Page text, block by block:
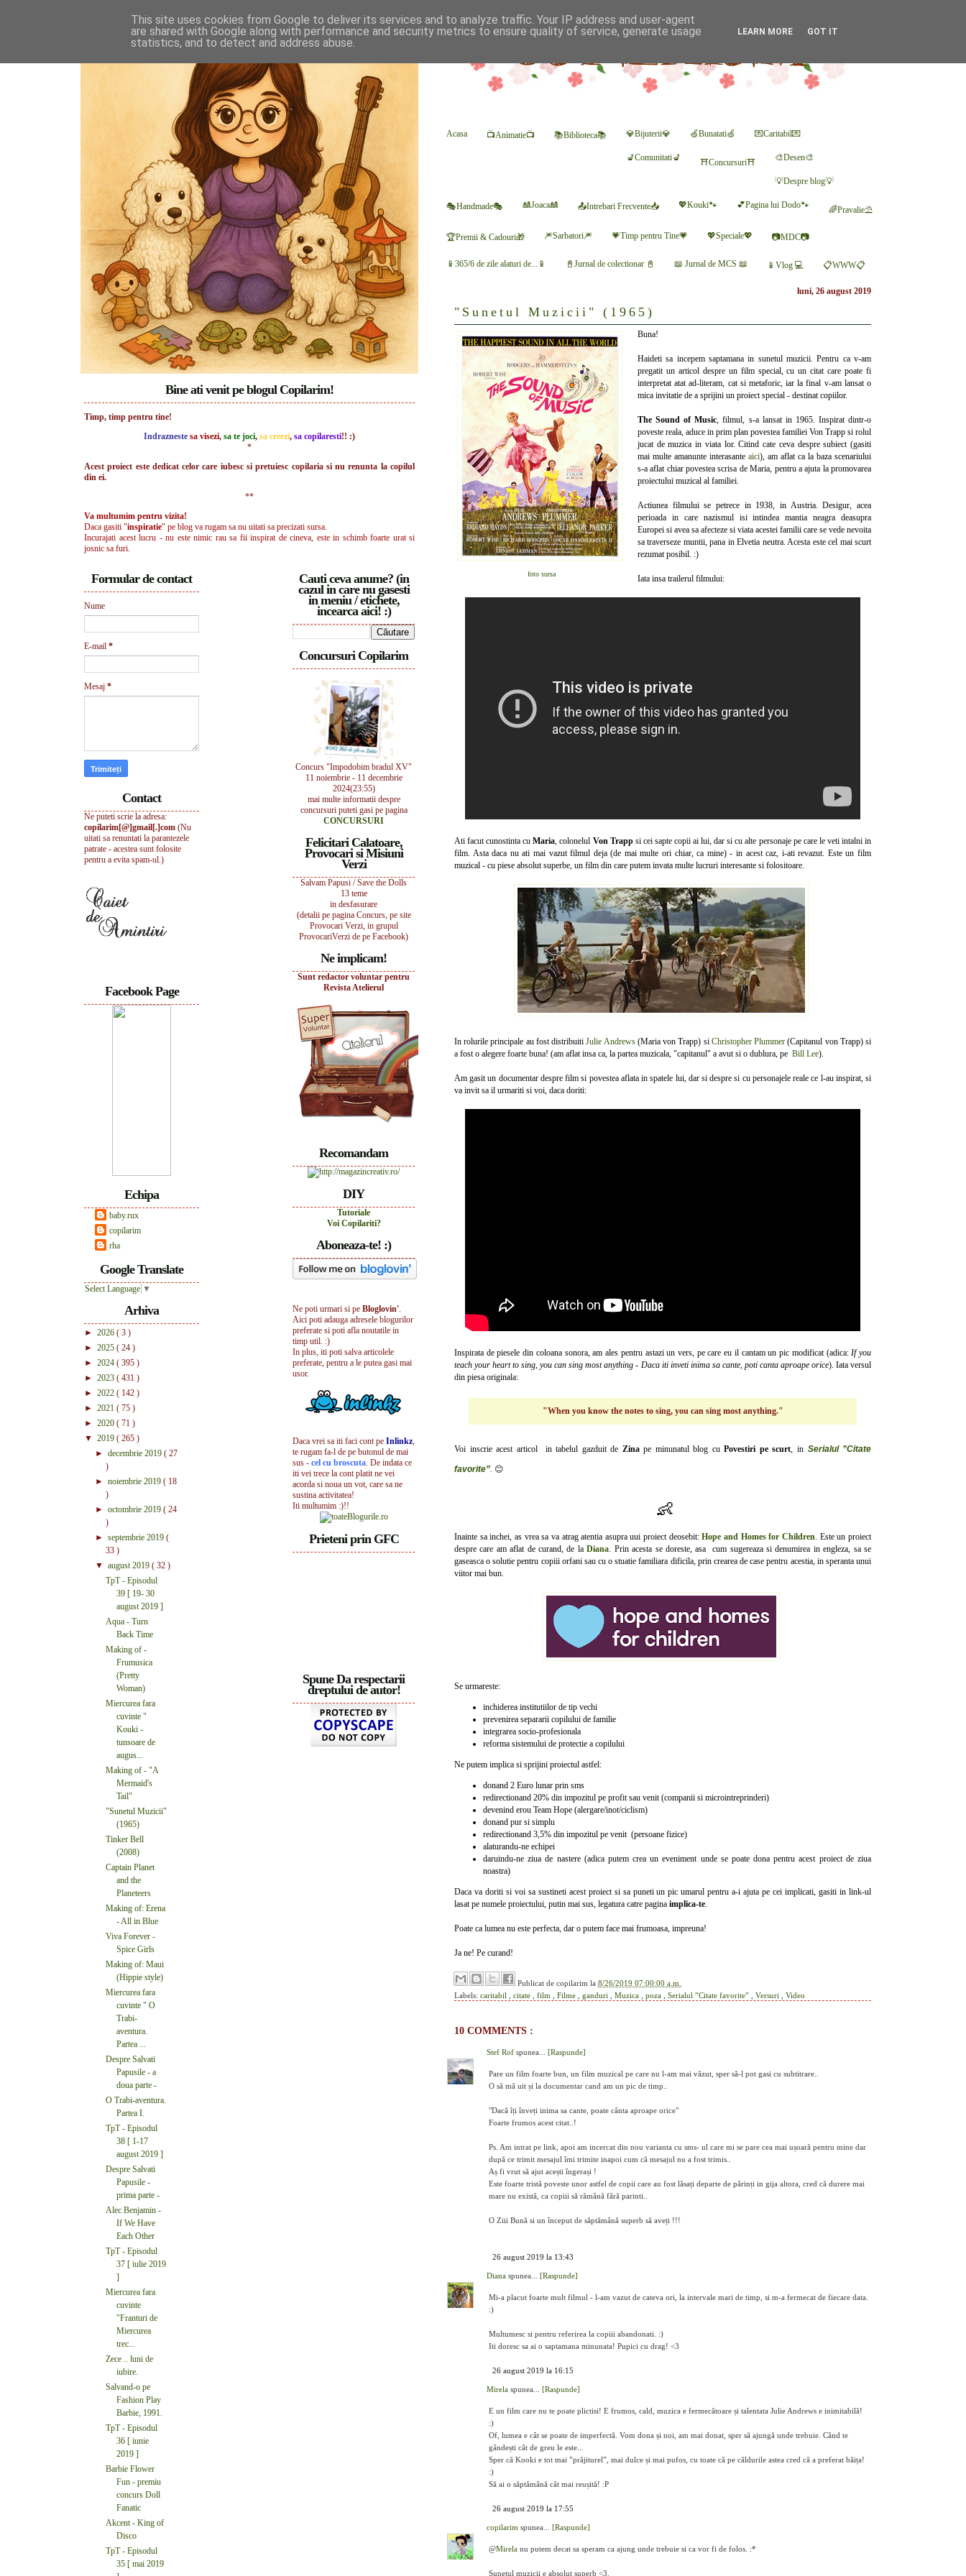
Acasa 📺Animatie📺 📚Biblioteca📚 💎Bijuterii💎 🍏Bunatati🍏 💌Caritabil💌
💺Comunitati💺 ⛩Concursuri⛩ 🎨Desen🎨
💡Despre blog💡
🎭Handmade🎭 🎎Joaca🎎 📤Intrebari Frecvente📥 💖Kouki🐾 💕Pagina lui Dodo🐾 🌈Pravalie⛱
🏆Premii & Cadouri🎁 🎆Sarbatori🎆 💗Timp pentru Tine💗 💖Speciale💖 📷MDC📷
📱365/6 de zile alaturi de...📱 📓Jurnal de colectionar 📓 📖 Jurnal de MCS 📖 📱Vlog 💻 📋WWW📋
luni, 26 august 2019
"Sunetul Muzicii" (1965)
foto sursa
Buna!
Haideti sa incepem saptamana in sunetul muzicii. Pentru ca v-am
pregatit un articol despre un film special, cu un citat care poate fi
interpretat atat ad-literam, cat si metaforic, iar la final v-am lansat o
mica invitatie de a sprijini un proiect special - destinat copiilor.
The Sound of Music, filmul, s-a lansat in 1965. Inspirat dintr-o
poveste reala, aduce in prim plan povestea familiei Von Trapp si rolul
jucat de muzica in viata lor. Citind cate ceva despre subiect (gasiti
mai multe amanunte interasante aici), am aflat ca la baza scenariului
s-a aflat chiar povestea scrisa de Maria, pentru a ajuta la promovarea
proiectului muzical al familiei.
Actiunea filmului se petrece in 1938, in Austria. Desigur, acea
perioada in care nazismul isi intindea mantia neagra deasupra
Europei si avea sa afecteze si viata acestei familii care se vede nevoita
sa traverseze muntii, pana in Elvetia neutra. Acesta este cel mai scurt
rezumat posibil. :)
Iata insa trailerul filmului:
Ati facut cunostinta cuMaria, colonelul Von Trappsi cei sapte copii ai lui, dar si cu alte personaje pe care le veti intalni in
film. Asta daca nu ati mai vazut filmul deja (de mai multe ori chiar, ca mine) - in acest caz, i-ati revazut. Este un film
muzical - cu piese absolut superbe, un film din care putem invata multe lucruri interesante si folositoare.
In rolurile principale au fost distribuitiJulie Andrews(Maria von Trapp) si Christopher Plummer (Capitanul von Trapp) si
a fost o alegere foarte buna! (am aflat insa ca, la partea muzicala, "capitanul" a avut si o dublura, pe Bill Lee).
Am gasit un documentar despre film si povestea aflata in spatele lui, dar si despre si cu personajele reale ce l-au inspirat, si
va invit sa il urmariti si voi, daca doriti:
Inspirata de piesele din coloana sonora, am ales pentru astazi un vers, pe care eu il cantam un pic modificat (adica:If you
teach your heart to sing, you can sing most anything - Daca iti inveti inima sa cante, poti canta aproape orice). Iata versul
din piesa originala:
"When you know the notes to sing, you can sing most anything."
Voi inscrie acest articol in tabelul gazduit de Zinape minunatul blog cuPovestiri pe scurt, in Serialul ”Citate
favorite”. 😊
👶
Inainte sa inchei, as vrea sa va atrag atentia asupra uui proiect deosebit:Hope and Homes for Children. Este un proiect
despre care am aflat de curand, de laDiana. Prin acesta se doreste, asa cum sugereaza si denumirea in engleza, sa se
gaseasca o solutie pentru copiii orfani sau cu o stuatie familiara dificila, prin crearea de case pentru acestia, in speranta unui
viitor mai bun.
Se urmareste:
inchiderea institutiilor de tip vechi
prevenirea separarii copilului de familie
integrarea socio-profesionala
reforma sistemului de protectie a copilului
Ne putem implica si sprijini proiectul astfel:
donand 2 Euro lunar prin sms
redirectionand 20% din impozitul pe profit sau venit (companii si microintreprinderi)
devenind erou Team Hope (alergare/inot/ciclism)
donand pur si simplu
redirectionand 3,5% din impozitul pe venit (persoane fizice)
alaturandu-ne echipei
daruindu-ne ziua de nastere (adica putem crea un eveniment unde se poate dona pentru acest proiect de ziua
noastra)
Daca va doriti si voi sa sustineti acest proiect si sa puneti un pic umarul pentru a-i ajuta pe cei implicati, gasiti in link-ul
lasat pe numele proiectului, putin mai sus, legatura catre pagina implica-te.
Poate ca lumea nu este perfecta, dar o putem face mai frumoasa, impreuna!
Ja ne! Pe curand!
Publicat de copilarim la 8/26/2019 07:00:00 a.m.
Labels: caritabil citate film Filme ganduri Muzica poza Serialul ”Citate favorite” Versuri Video
10 COMMENTS :
Stef Rof spunea... [Raspunde]
Pare un film foarte bun, un film muzical pe care nu l-am mai văzut, sper să-l pot gasi cu subtitrare..
O să mă uit și la documentar cand am un pic de timp..
"Dacă îți înveți inima sa cante, poate cânta aproape orice"
Foarte frumos acest citat..!
Ps. Am intrat pe link, apoi am incercat din nou varianta cu sms- ul care mi se pare cea mai ușoară pentru mine dar
după ce trimit mesajul îmi trimite inapoi cum că mesajul nu a fost trimis..
Aș fi vrut să ajut acești îngerași !
Este foarte tristă poveste unor astfel de copii care au fost lăsați departe de părinți in gija altora, cred că durere mai
mare nu există, ca copiii să rămână fără parinti..
O Ziii Bună si un început de săptămână superb să aveți !!!
26 august 2019 la 13:43
Diana spunea... [Raspunde]
Mi-a placut foarte mult filmul - l-am vazut de cateva ori, la intervale mari de timp, si m-a fermecat de fiecare data.
:)
Multumesc si pentru referirea la copiii abandonati. :)
Iti doresc sa ai o saptamana minunata! Pupici cu drag! <3
26 august 2019 la 16:15
Mirela spunea... [Raspunde]
E un film care nu te poate plictisi! E frumos, cald, muzica e fermecătoare și talentata Julie Andrews e inimitabilă!
:)
Of, lumea e cât se poate de imperfectă. Vom dona și noi, am mai donat, sper să ajungă unde trebuie. Când te
gândești cât de greu le este...
Sper că Kooki e tot mai ”prăjiturel”, mai dulce și mai pufos, cu toate că pe căldurile astea cred că a preferat băița!
:)
Să ai o săptămână cât mai reușită! :P
26 august 2019 la 17:55
copilarim spunea... [Raspunde]
@Mirela nu putem decat sa speram ca ajung unde trebuie si ca vor fi de folos. :*
Sunetul muzicii e absolut superb <3.
Bine ati venit pe blogul Copilarim!
Timp, timp pentru tine!
Indrazneste sa visezi, sa te joci, sa creezi, sa copilaresti!! :)
*
Acest proiect este dedicat celor care iubesc si pretuiesc copilaria si nu renunta la copilul
din ei.
**
Va multumim pentru vizita!
Daca gasiti "inspiratie" pe blog va rugam sa nu uitati sa precizati sursa.
Incurajati acest lucru - nu este nimic rau sa fii inspirat de cineva, este in schimb foarte urat si
josnic sa furi.
Cauti ceva anume? (in
cazul in care nu gasesti
in meniu / etichete,
incearca aici! :)
Concursuri Copilarim
Concurs "Impodobim bradul XV"
11 noiembrie - 11 decembrie
2024(23:55)
mai multe informatii despre
concursuri puteti gasi pe pagina
CONCURSURI
Felicitari Calatoare,
Provocari si Misiuni
Verzi
Salvam Papusi / Save the Dolls
13 teme
in desfasurare
(detalii pe pagina Concurs, pe site
Provocari Verzi, in grupul
ProvocariVerzi de pe Facebook)
Ne implicam!
Sunt redactor voluntar pentru
Revista Atelierul
Recomandam
DIY
Tutoriale
Voi Copilariti?
Aboneaza-te! :)
Ne poti urmari si pe Bloglovin'.
Aici poti adauga adresele blogurilor
preferate si poti afla noutatile in
timp util. :)
In plus, iti poti salva articolele
preferate, pentru a le putea gasi mai
usor.
Daca vrei sa iti faci cont pe Inlinkz,
te rugam fa-l de pe butonul de mai
sus - cel cu broscuta. De indata ce
iti vei trece la cont platit ne vei
acorda si noua un vot, care sa ne
sustina activitatea!
Iti multumim :)!!
Prieteni prin GFC
Spune Da respectarii
dreptului de autor!
Formular de contact
Nume
E-mail *
Mesaj *
Contact
Ne puteti scrie la adresa:
copilarim[@]gmail[.]com (Nu
uitati sa renuntati la parantezele
patrate - acestea sunt folosite
pentru a evita spam-ul.)
Facebook Page
Echipa
baby.rux
copilarim
rha
Google Translate
Select Language ▼
Arhiva
► 2026 ( 3 )
► 2025 ( 24 )
► 2024 ( 395 )
► 2023 ( 431 )
► 2022 ( 142 )
► 2021 ( 75 )
► 2020 ( 71 )
▼ 2019 ( 265 )
► decembrie 2019 ( 27
)
► noiembrie 2019 ( 18
)
► octombrie 2019 ( 24
)
► septembrie 2019 (
33 )
▼ august 2019 ( 32 )
TpT - Episodul
39 [ 19- 30
august 2019 ]
Aqua - Turn
Back Time
Making of -
Frumusica
(Pretty
Woman)
Miercurea fara
cuvinte "
Kouki -
tunsoare de
augus...
Making of - "A
Mermaid's
Tail"
"Sunetul Muzicii"
(1965)
Tinker Bell
(2008)
Captain Planet
and the
Planeteers
Making of: Erena
- All in Blue
Viva Forever -
Spice Girls
Making of: Maui
(Hippie style)
Miercurea fara
cuvinte " O
Trabi-
aventura.
Partea ...
Despre Salvati
Papusile - a
doua parte -
O Trabi-aventura.
Partea I.
TpT - Episodul
38 [ 1-17
august 2019 ]
Despre Salvati
Papusile -
prima parte -
Alec Benjamin -
If We Have
Each Other
TpT - Episodul
37 [ iulie 2019
]
Miercurea fara
cuvinte
"Franturi de
Miercurea
trec...
Zece .. luni de
iubire.
Salvand-o pe
Fashion Play
Barbie, 1991.
TpT - Episodul
36 [ iunie
2019 ]
Barbie Flower
Fun - premiu
concurs Doll
Fanatic
Akcent - King of
Disco
TpT - Episodul
35 [ mai 2019
This site uses cookies from Google to deliver its services and to analyze traffic. Your IP address and user-agent
are shared with Google along with performance and security metrics to ensure quality of service, generate usage
statistics, and to detect and address abuse.
LEARN MORE GOT IT